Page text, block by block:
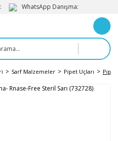
WhatsApp Danışma:
Sarf Malzemeler Pipet Uçları Pipet